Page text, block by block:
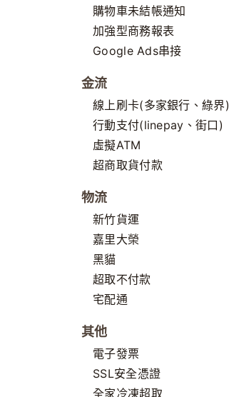
購物車未結帳通知
加強型商務報表
Google Ads串接
金流
線上刷卡(多家銀行、綠界)
行動支付(linepay、街口)
虛擬ATM
超商取貨付款
物流
新竹貨運
嘉里大榮
黑貓
超取不付款
宅配通
其他
電子發票
SSL安全憑證
全家冷凍超取